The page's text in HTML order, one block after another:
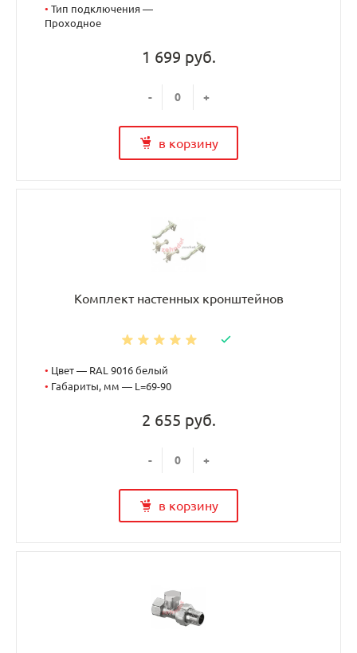
• Тип подключения —
Проходное
1 699 руб.
- +
в корзину
Комплект настенных кронштейнов
• Цвет — RAL 9016 белый
• Габариты, мм — L=69-90
2 655 руб.
- +
в корзину